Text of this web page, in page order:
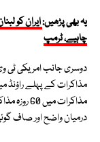
یہ بھی پڑھیں:ایران کو
چاہیے، ٹرمپ
دوسری جانب امریکی ٹی
مذاکرات کے پہلے راؤنڈ
مذاکرات
درمیان واضح اور صاف